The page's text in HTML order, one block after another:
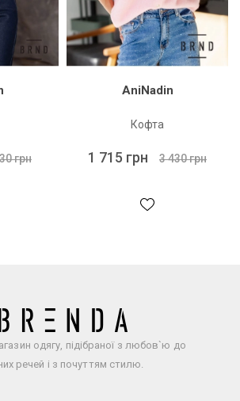
грн
AniNadin
Кофта
1 715 грн 3 430 грн
одягу, підібраної з любов`ю до
речей і з почуттям стилю.